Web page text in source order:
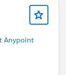
Anypoint